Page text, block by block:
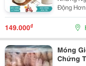
Động
Xếp Các
Đi Học,
149.000₫
Móng
Chứng